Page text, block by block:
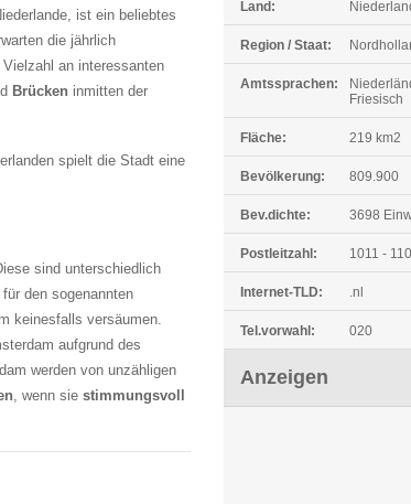
ist ein beliebtes
die jährlich
an interessanten
Brücken inmitten der
spielt die Stadt eine
sind unterschiedlich
den sogenannten
keinesfalls versäumen.
aufgrund des
werden von unzähligen
, wenn sie stimmungsvoll
Land:
Region / Staat:
Amtssprachen:
Friesisch
Fläche: 219 km2
Bevölkerung: 809.900
Bev.dichte: 3698
Postleitzahl: 1011 -
Internet-TLD: .nl
Tel.vorwahl: 020
Anzeigen